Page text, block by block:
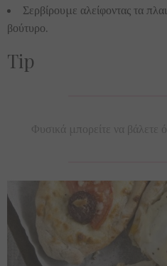
Σερβίρουμε αλείφοντας τα
βούτυρο.
Tip
Φυσικά μπορείτε να βάλετε